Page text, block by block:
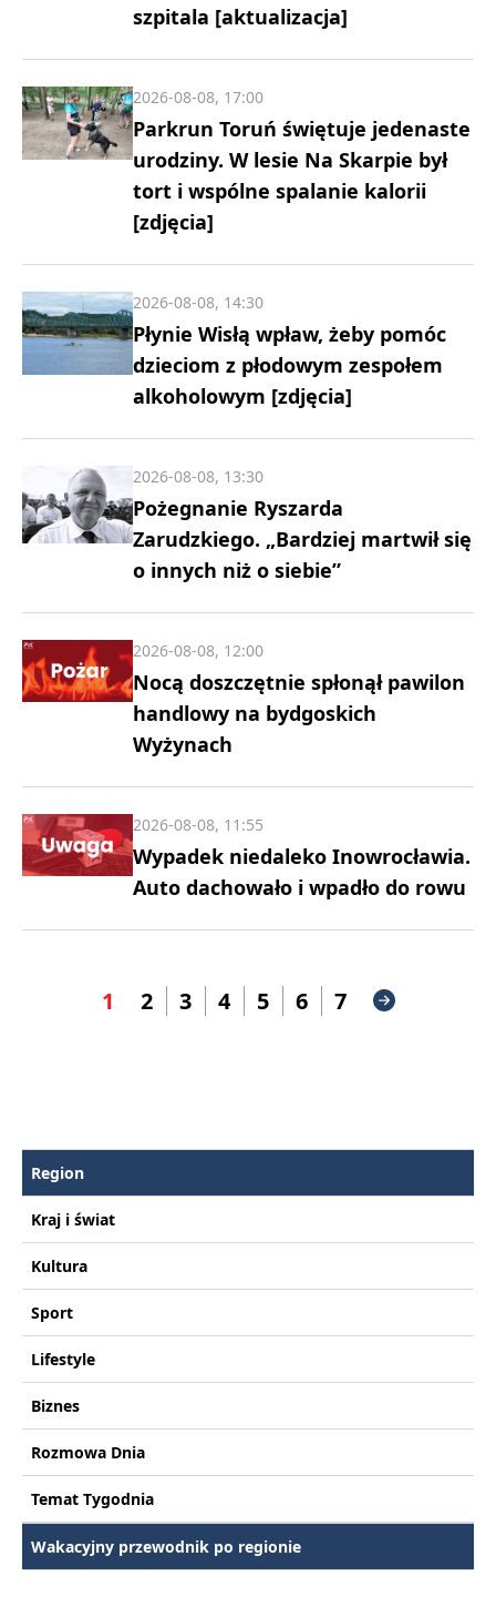
szpitala [aktualizacja]
Parkrun Toruń świętuje jedenaste
urodziny. W lesie Na Skarpie był
tort i wspólne spalanie kalorii
[zdjęcia]
2026-08-08, 17:00
Płynie Wisłą wpław, żeby pomóc
dzieciom z płodowym zespołem
alkoholowym [zdjęcia]
2026-08-08, 14:30
Pożegnanie Ryszarda
Zarudzkiego. „Bardziej martwił się
o innych niż o siebie”
2026-08-08, 13:30
Nocą doszczętnie spłonął pawilon
handlowy na bydgoskich
Wyżynach
2026-08-08, 12:00
Wypadek niedaleko Inowrocławia.
Auto dachowało i wpadło do rowu
2026-08-08, 11:55
1 2 3 4 5 6 7
Region
Kraj i świat
Kultura
Sport
Lifestyle
Biznes
Rozmowa Dnia
Temat Tygodnia
Wakacyjny przewodnik po regionie